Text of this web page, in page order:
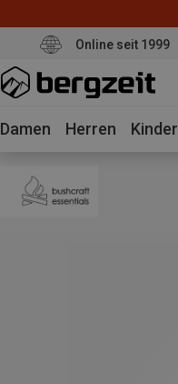
Online seit 1999
Damen Herren Kinder